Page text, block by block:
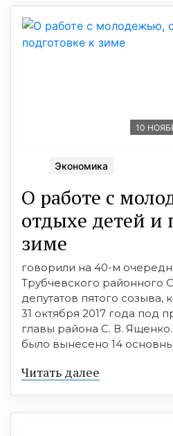
10
Экономика
О работе с
отдыхе детей и
зиме
говорили на 40-м
Трубчевского районного
депутатов пятого созыва,
31 октября 2017 года под
главы района С. В.
было вынесено 14
Читать далее